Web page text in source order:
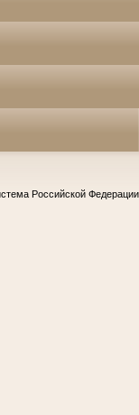
Российской